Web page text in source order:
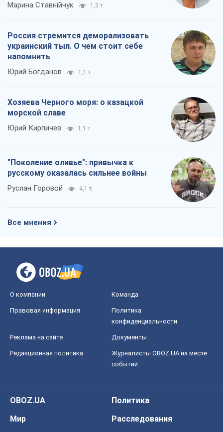
Марина Ставнійчук 1,3 т.
Россия стремится деморализовать
украинский тыл. О чем стоит себе
напомнить
Юрий Богданов 1,1 т.
Хозяева Черного моря: о казацкой
морской славе
Юрий Кирпичев 1,1 т.
"Поколение оливье": привычка к
русскому оказалась сильнее войны
Руслан Горовой 4,1 т.
Все мнения
О компании Команда
Правовая информация
Политика
конфиденциальности
Реклама на сайте Документы
Редакционная политика
Журналисты OBOZ.UA на месте
событий
OBOZ.UA
Политика
Мир
Расследования